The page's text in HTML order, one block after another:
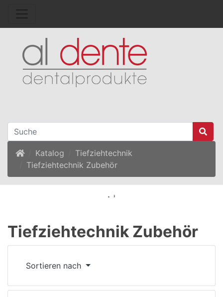
Startseite
Katalog
Tiefziehtechnik
Tiefziehtechnik Zubehör
Tiefziehtechnik Zubehör
Sortieren nach